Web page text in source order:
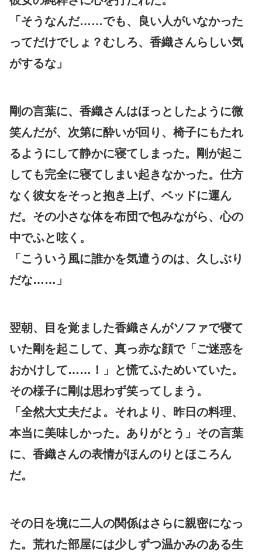
「そうなんだ……でも、良い人がいなかった
ってだけでしょ？むしろ、香織さんらしい気
がするな」
剛の言葉に、香織さんはほっとしたように微
笑んだが、次第に酔いが回り、椅子にもたれ
るようにして静かに寝てしまった。剛が起こ
しても完全に寝てしまい起きなかった。仕方
なく彼女をそっと抱き上げ、ベッドに運ん
だ。その小さな体を布団で包みながら、心の
中でふと呟く。
「こういう風に誰かを気遣うのは、久しぶり
だな……」
翌朝、目を覚ました香織さんがソファで寝て
いた剛を起こして、真っ赤な顔で「ご迷惑を
おかけして……！」と慌てふためいていた。
その様子に剛は思わず笑ってしまう。
「全然大丈夫だよ。それより、昨日の料理、
本当に美味しかった。ありがとう」その言葉
に、香織さんの表情がほんのりとほころん
だ。
その日を境に二人の関係はさらに親密になっ
た。荒れた部屋には少しずつ温かみのある生